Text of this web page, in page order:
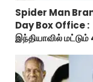
Spider Man
Day Box Office :
இந்தியாவில் மட்டும்
பிராண்ட் நியூ டே?